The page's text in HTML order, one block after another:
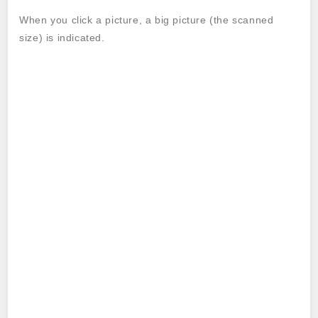
When you click a picture, a big picture (the scanned
size) is indicated.